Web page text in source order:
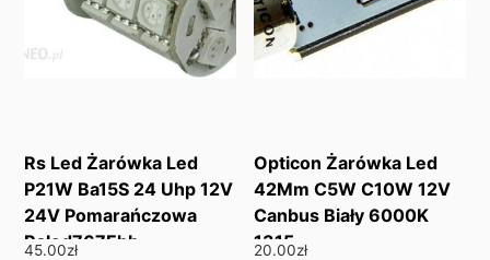
Rs Led Żarówka Led
P21W Ba15S 24 Uhp 12V
24V Pomarańczowa
Rsled767Ehb
45.00zł
Opticon Żarówka Led
42Mm C5W C10W 12V
Canbus Biały 6000K
1315
20.00zł